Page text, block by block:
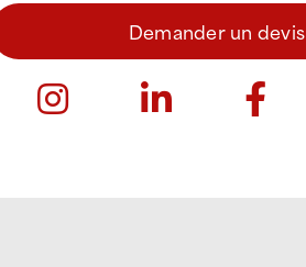
Demander un devis